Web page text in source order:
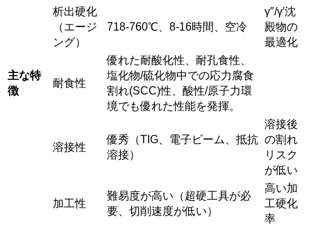
析出硬化
（エージ
ング）
718-760℃、8-16時間、空冷
γ″/γ′沈
殿物の
最適化
主な特
徴
耐食性
優れた耐酸化性、耐孔食性、
塩化物/硫化物中での応力腐食
割れ(SCC)性、酸性/原子力環
境でも優れた性能を発揮。
溶接性
優秀（TIG、電子ビーム、抵抗
溶接）
溶接後
の割れ
リスク
が低い
加工性
難易度が高い（超硬工具が必
要、切削速度が低い）
高い加
工硬化
率